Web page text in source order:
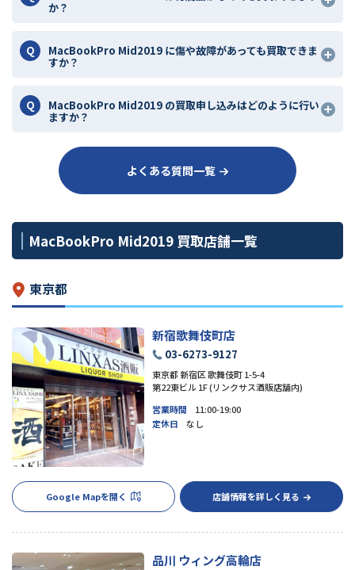
か？
MacBookPro Mid2019 に傷や故障があっても買取できま
すか？
MacBookPro Mid2019 の買取申し込みはどのように行い
ますか？
よくある質問一覧
MacBookPro Mid2019 買取店舗一覧
東京都
新宿歌舞伎町店
03-6273-9127
東京都 新宿区 歌舞伎町 1-5-4
第22東ビル 1F (リンクサス酒販店舗内)
営業時間
11:00-19:00
定休日
なし
Google Mapを開く 店舗情報を詳しく見る
品川 ウィング高輪店